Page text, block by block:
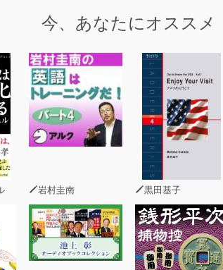
ク質が「おばけタンパク」に！？
だけではなかった
」「コレは食べない」をやめなさい
60歳以降の本当の「飲み方」
ト
に食べる」ことから
いろいろとる」が正解
なさい
く「嚙みしめ練習」
ンダー」を買い足しなさい
医者さん」と仲良し
の回数を増やそう
今、あなたにオススメ
岩村圭南 黒田基子